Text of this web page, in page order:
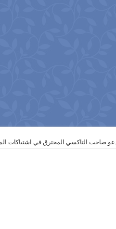
صاحب التاكسي المحترق في اشتباكات